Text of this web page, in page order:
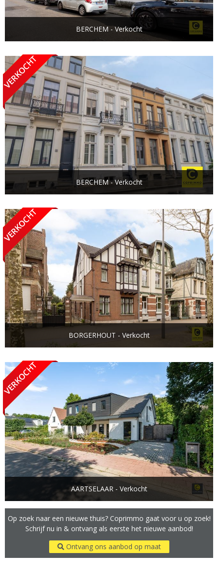
BERCHEM - Verkocht
BERCHEM - Verkocht
BORGERHOUT - Verkocht
AARTSELAAR - Verkocht
Op zoek naar een nieuwe thuis? Coprimmo gaat voor u op zoek!
Schrijf nu in & ontvang als eerste het nieuwe aanbod!
Ontvang ons aanbod op maat